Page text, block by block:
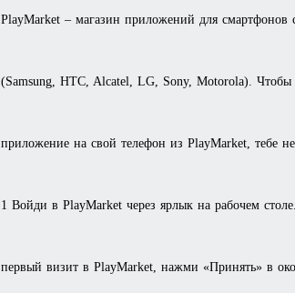
PlayMarket – магазин приложений для смартфонов
(Samsung, HTC, Alcatel, LG, Sony, Motorola). Чтобы
приложение на свой телефон из PlayMarket, тебе
1 Войди в PlayMarket через ярлык на рабочем
первый визит в PlayMarket, нажми «Принять» в